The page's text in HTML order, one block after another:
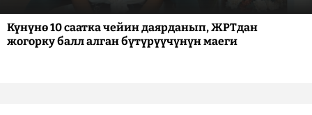
Күнүнө 10 саатка чейин даярданып, ЖРТдан
жогорку балл алган бүтүрүүчүнүн маеги